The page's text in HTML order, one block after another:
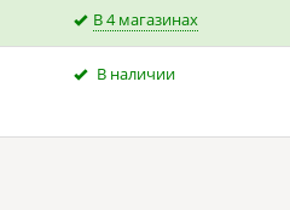
В 4 магазинах
В наличии